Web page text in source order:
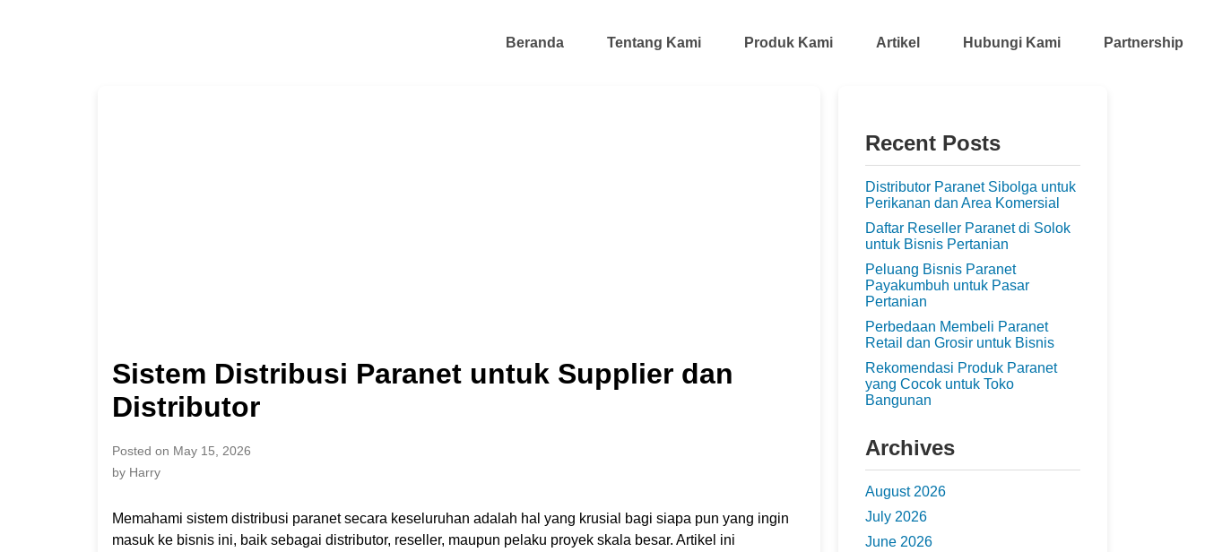
Beranda Tentang Kami Produk Kami Artikel Hubungi Kami Partnership
Sistem Distribusi Paranet untuk Supplier dan
Distributor
Posted on May 15, 2026
by Harry
Memahami sistem distribusi paranet secara keseluruhan adalah hal yang krusial bagi siapa pun yang ingin
masuk ke bisnis ini, baik sebagai distributor, reseller, maupun pelaku proyek skala besar. Artikel ini
Recent Posts
Distributor Paranet Sibolga untuk
Perikanan dan Area Komersial
Daftar Reseller Paranet di Solok
untuk Bisnis Pertanian
Peluang Bisnis Paranet
Payakumbuh untuk Pasar
Pertanian
Perbedaan Membeli Paranet
Retail dan Grosir untuk Bisnis
Rekomendasi Produk Paranet
yang Cocok untuk Toko
Bangunan
Archives
August 2026
July 2026
June 2026